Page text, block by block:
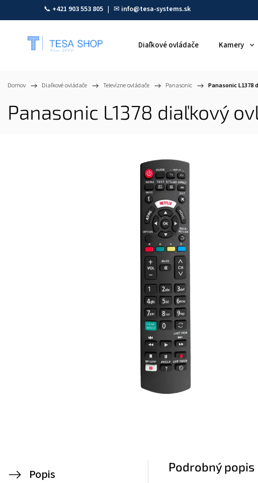
📞 +421 903 553 805 | ✉ info@tesa-systems.sk
Diaľkové ovládače Kamery
Domov / Diaľkové ovládače / Televízne ovládače / Panasonic / Panasonic
Panasonic L1378 diaľkový
Popis
Podrobný popis